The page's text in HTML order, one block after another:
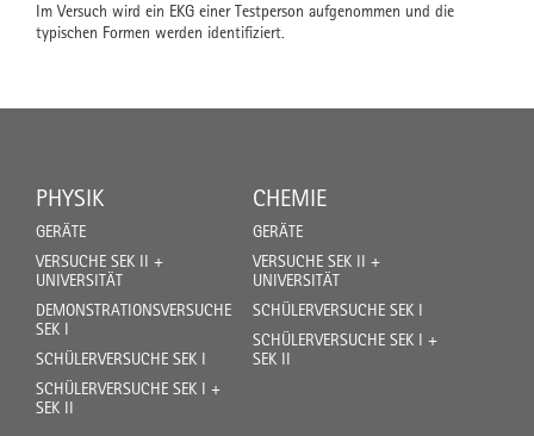
Im Versuch wird ein EKG einer Testperson aufgenommen und die
typischen Formen werden identifiziert.
PHYSIK
GERÄTE
VERSUCHE SEK II +
UNIVERSITÄT
DEMONSTRATIONSVERSUCHE
SEK I
SCHÜLERVERSUCHE SEK I
SCHÜLERVERSUCHE SEK I +
SEK II
CHEMIE
GERÄTE
VERSUCHE SEK II +
UNIVERSITÄT
SCHÜLERVERSUCHE SEK I
SCHÜLERVERSUCHE SEK I +
SEK II